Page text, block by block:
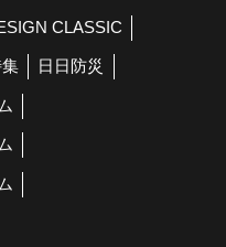
CLASSIC
日日防災